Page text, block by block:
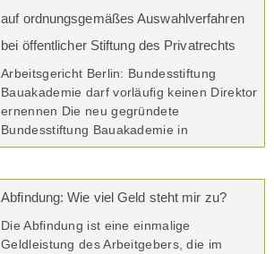
auf ordnungsgemäßes Auswahlverfahren
bei öffentlicher Stiftung des Privatrechts
Arbeitsgericht Berlin: Bundesstiftung
Bauakademie darf vorläufig keinen Direktor
ernennen Die neu gegründete
Bundesstiftung Bauakademie in
Abfindung: Wie viel Geld steht mir zu?
Die Abfindung ist eine einmalige
Geldleistung des Arbeitgebers, die im